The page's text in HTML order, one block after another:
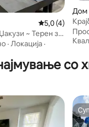
Просечна
5,0 (4)
~ Терен за
· Локација ·
Дом
со